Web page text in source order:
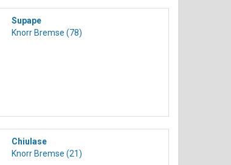
Supape
Knorr Bremse (78)
Chiulase
Knorr Bremse (21)